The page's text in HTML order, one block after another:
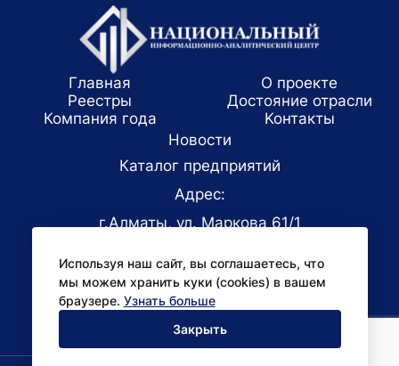
Используя наш сайт, вы соглашаетесь, что
мы можем хранить куки (cookies) в вашем
браузере. Узнать больше
Закрыть
Главная
О проекте
Реестры
Достояние отрасли
Компания года
Koнтaкты
Новости
Каталог предприятий
Адрес:
г.Алматы, ул. Маркова 61/1
office@niac.kz
Для СМИ:
pr@niac.kz